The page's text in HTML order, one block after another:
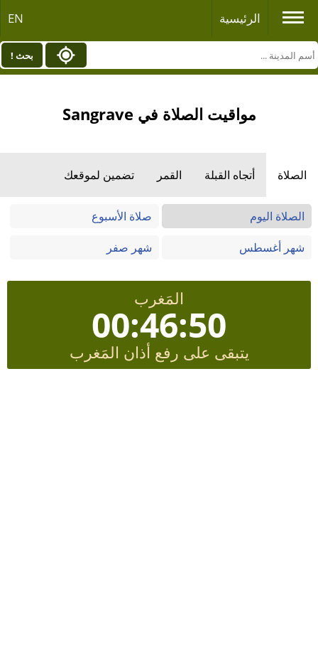
الرئيسية EN
بحث !
مواقيت الصلاة في Sangrave
الصلاة أتجاه القبلة القمر تضمين لموقعك
الصلاة اليوم
صلاة الأسبوع
شهر أغسطس
شهر صفر
المَغرب
00:46:50
يتبقى على رفع أذان المَغرب